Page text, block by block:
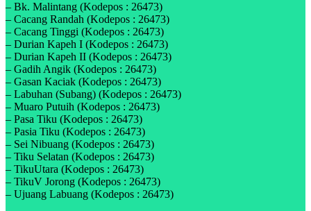
– Bk. Malintang (Kodepos : 26473)
– Cacang Randah (Kodepos : 26473)
– Cacang Tinggi (Kodepos : 26473)
– Durian Kapeh I (Kodepos : 26473)
– Durian Kapeh II (Kodepos : 26473)
– Gadih Angik (Kodepos : 26473)
– Gasan Kaciak (Kodepos : 26473)
– Labuhan (Subang) (Kodepos : 26473)
– Muaro Putuih (Kodepos : 26473)
– Pasa Tiku (Kodepos : 26473)
– Pasia Tiku (Kodepos : 26473)
– Sei Nibuang (Kodepos : 26473)
– Tiku Selatan (Kodepos : 26473)
– TikuUtara (Kodepos : 26473)
– TikuV Jorong (Kodepos : 26473)
– Ujuang Labuang (Kodepos : 26473)